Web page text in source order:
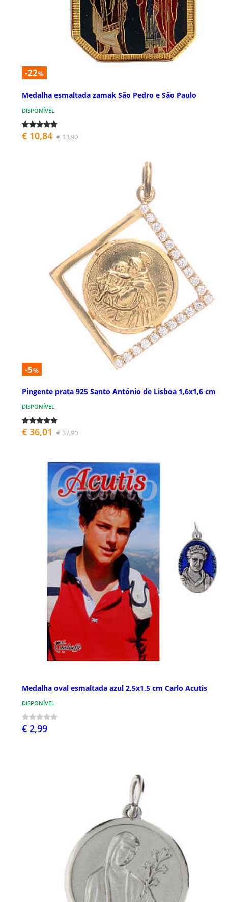
-22%
Medalha esmaltada zamak São Pedro e São Paulo
DISPONÍVEL
€ 10,84 € 13,90
-5%
Pingente prata 925 Santo António de Lisboa 1,6x1,6 cm
DISPONÍVEL
€ 36,01 € 37,90
Medalha oval esmaltada azul 2,5x1,5 cm Carlo Acutis
DISPONÍVEL
€ 2,99